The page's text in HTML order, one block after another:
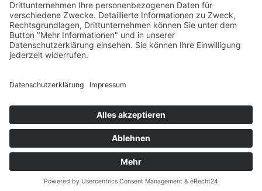
5. Juli 2017
sofort lieferbar
320 Seiten, 12,5 x 20,5 cm
Print 14,– € / E-Book 10,99 €
AGB
Sitemap
© 2026 Gmeiner-Verlag GmbH